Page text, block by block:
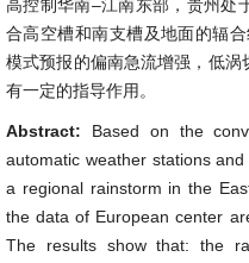
高控制华南–江南东部，贵州处
合高空槽和南支槽及地面的辐
模式预报的偏南急流增强，低
有一定的指导作用。
Abstract: Based on the
automatic weather stations
a regional rainstorm in the
the data of European center
The results show that: the